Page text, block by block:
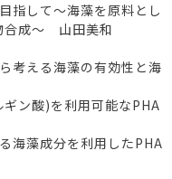
指して～海藻を原料とし
合成～ 山田美和
考える海藻の有効性と海
ン酸)を利用可能なPHA
藻成分を利用したPHA